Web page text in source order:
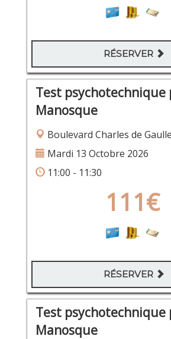
RÉSERVER
Test psychotechnique
Manosque
Boulevard Charles de
Mardi 13 Octobre 2026
11:00 - 11:30
111€
RÉSERVER
Test psychotechnique
Manosque